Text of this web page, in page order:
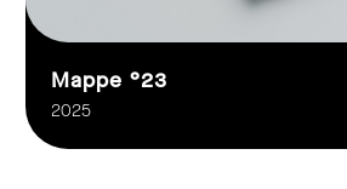
Mappe °23
2025